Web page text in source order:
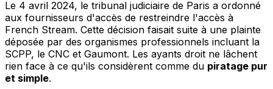
Le 4 avril 2024, le tribunal judiciaire de Paris a ordonné
aux fournisseurs d'accès de restreindre l'accès à
French Stream. Cette décision faisait suite à une plainte
déposée par des organismes professionnels incluant la
SCPP, le CNC et Gaumont. Les ayants droit ne lâchent
rien face à ce qu'ils considèrent comme du piratage pur
et simple.